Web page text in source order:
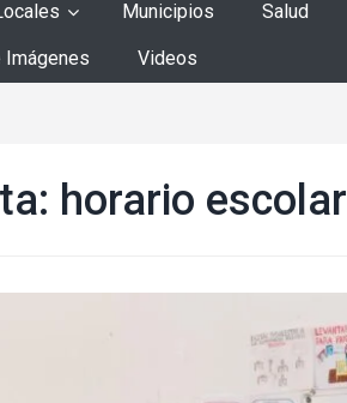
Municipios Salud
Imágenes Videos
horario escolar